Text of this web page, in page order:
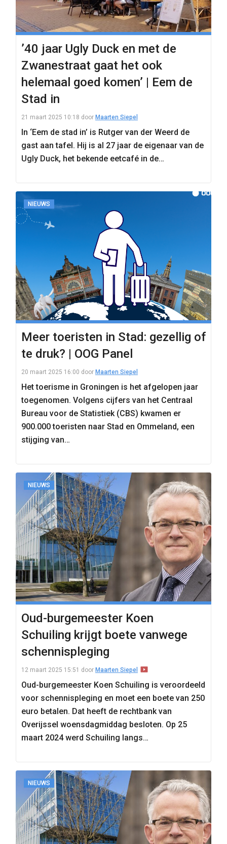
’40 jaar Ugly Duck en met de
Zwanestraat gaat het ook
helemaal goed komen’ | Eem de
Stad in
21 maart 2025 10:18 door Maarten Siepel
In ‘Eem de stad in’ is Rutger van der Weerd de
gast aan tafel. Hij is al 27 jaar de eigenaar van de
Ugly Duck, het bekende eetcafé in de…
NIEUWS
Meer toeristen in Stad: gezellig of
te druk? | OOG Panel
20 maart 2025 16:00 door Maarten Siepel
Het toerisme in Groningen is het afgelopen jaar
toegenomen. Volgens cijfers van het Centraal
Bureau voor de Statistiek (CBS) kwamen er
900.000 toeristen naar Stad en Ommeland, een
stijging van…
NIEUWS
Oud-burgemeester Koen
Schuiling krijgt boete vanwege
schennispleging
12 maart 2025 15:51 door Maarten Siepel
Oud-burgemeester Koen Schuiling is veroordeeld
voor schennispleging en moet een boete van 250
euro betalen. Dat heeft de rechtbank van
Overijssel woensdagmiddag besloten. Op 25
maart 2024 werd Schuiling langs…
NIEUWS